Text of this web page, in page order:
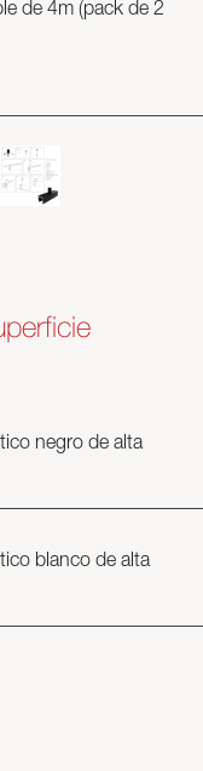
de 4m (pack de 2
negro de alta
blanco de alta